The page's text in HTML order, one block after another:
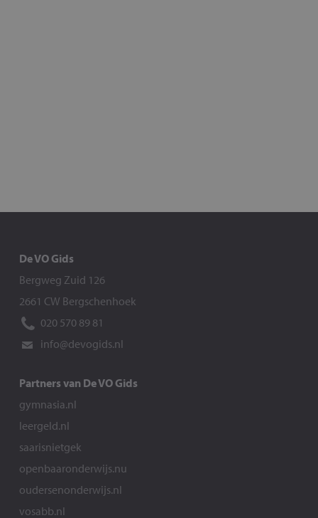
De VO Gids
Bergweg Zuid 126
2661 CW Bergschenhoek
020 570 89 81
info@devogids.nl
Partners van De VO Gids
gymnasia.nl
leergeld.nl
saarisnietgek
openbaaronderwijs.nu
oudersenonderwijs.nl
vosabb.nl